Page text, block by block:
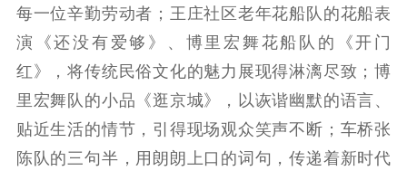
文明创建 文明实践
文明培育
先进典型
社会宣传
思想政治教育 爱国主义教育
全民国防教育
红色资源保护利
每一位辛勤劳动者；王庄社区老年花船队的花船表
演《还没有爱够》、博里宏舞花船队的《开门
红》，将传统民俗文化的魅力展现得淋漓尽致；博
里宏舞队的小品《逛京城》，以诙谐幽默的语言、
贴近生活的情节，引得现场观众笑声不断；车桥张
陈队的三句半，用朗朗上口的词句，传递着新时代